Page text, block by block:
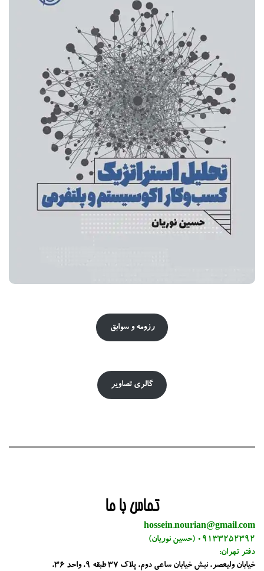
رزومه و سوابق
گالری تصاویر
تماس با ما
hossein.nourian@gmail.com
09133252392 (حسین نوریان)
دفتر تهران:
خیابان ولیعصر، نبش خیابان ساعی دوم، پلاک 37 طبقه 9، واحد 36،